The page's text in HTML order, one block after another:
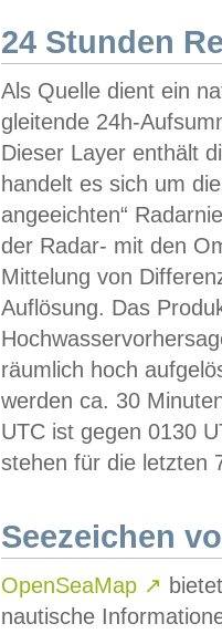
24 Stunden
Als Quelle dient ein
gleitende 24h-
Dieser Layer enthält
handelt es sich um
angeeichten“
der Radar- mit den
Mittelung von
Auflösung. Das
räumlich hoch
werden ca. 30
UTC ist gegen 0130
stehen für die letzten
Seezeichen
OpenSeaMap ↗
nautische